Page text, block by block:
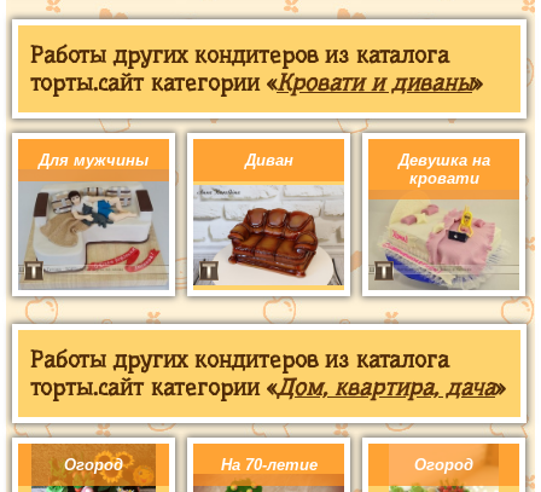
Работы других кондитеров из каталога
торты.сайт категории «Кровати и диваны»
Для мужчины Диван
Девушка на
кровати
Работы других кондитеров из каталога
торты.сайт категории «Дом, квартира, дача»
Огород На 70-летие Огород